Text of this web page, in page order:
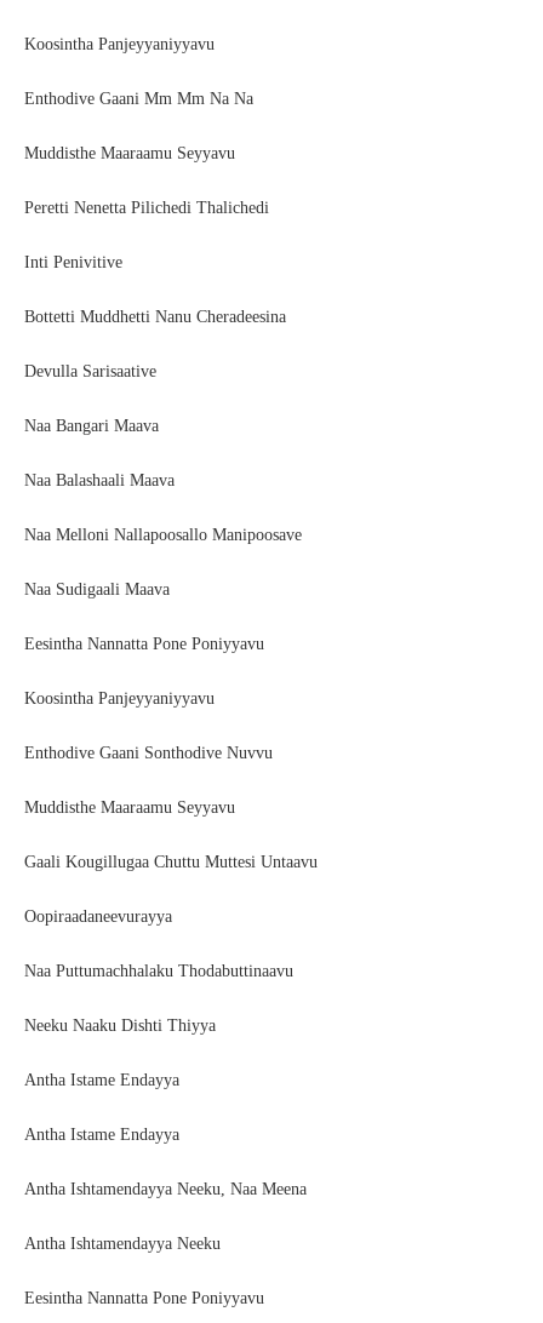
Koosintha Panjeyyaniyyavu
Enthodive Gaani Mm Mm Na Na
Muddisthe Maaraamu Seyyavu
Peretti Nenetta Pilichedi Thalichedi
Inti Penivitive
Bottetti Muddhetti Nanu Cheradeesina
Devulla Sarisaative
Naa Bangari Maava
Naa Balashaali Maava
Naa Melloni Nallapoosallo Manipoosave
Naa Sudigaali Maava
Eesintha Nannatta Pone Poniyyavu
Koosintha Panjeyyaniyyavu
Enthodive Gaani Sonthodive Nuvvu
Muddisthe Maaraamu Seyyavu
Gaali Kougillugaa Chuttu Muttesi Untaavu
Oopiraadaneevurayya
Naa Puttumachhalaku Thodabuttinaavu
Neeku Naaku Dishti Thiyya
Antha Istame Endayya
Antha Istame Endayya
Antha Ishtamendayya Neeku, Naa Meena
Antha Ishtamendayya Neeku
Eesintha Nannatta Pone Poniyyavu